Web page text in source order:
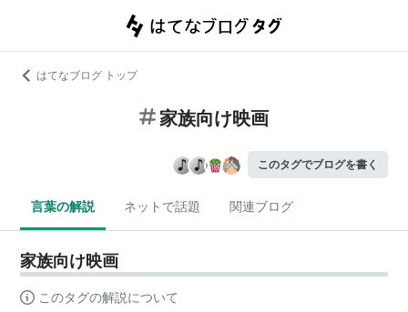
はてなブログ トップ
家族向け映画
このタグでブログを書く
言葉の解説 ネットで話題 関連ブログ
家族向け映画
このタグの解説について